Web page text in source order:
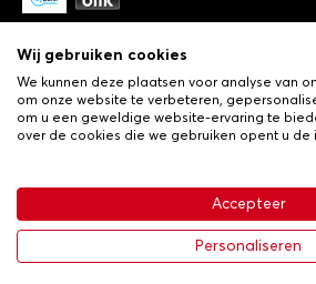
€ 113,43
-25% € 151,24
Algemene verkoopvoorwaarden•
•Livraison
Wij gebruiken cookies
We kunnen deze plaatsen voor analyse van
om onze website te verbeteren,
om u een geweldige website-ervaring te
over de cookies die we gebruiken opent u de
Accepteer
Personaliseren